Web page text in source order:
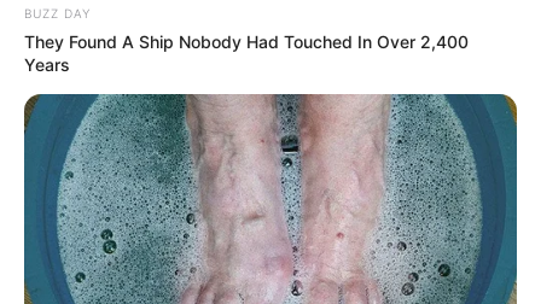
BUZZ DAY
They Found A Ship Nobody Had Touched In Over 2,400
Years